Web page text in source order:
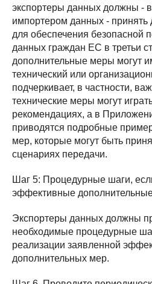
экспортеры данных должны - в
импортером данных -
для обеспечения безопасной
данных граждан ЕС в третьи
дополнительные меры могут
технический или
подчеркивает, в частности,
технические меры могут
рекомендациях, а в
приводятся подробные
мер, которые могут быть
сценариях передачи.
Шаг 5: Процедурные шаги,
эффективные
Экспортеры данных должны
необходимые процедурные
реализации заявленной
дополнительных мер.